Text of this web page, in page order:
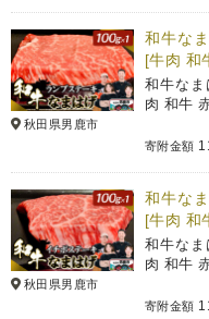
秋田県男鹿市
和牛な
[牛肉 和
和牛な
肉 和牛
寄附金額
秋田県男鹿市
和牛な
[牛肉 和
和牛な
肉 和牛
寄附金額